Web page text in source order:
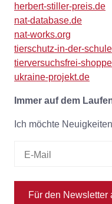
herbert-stiller-preis.de
nat-database.de
nat-works.org
tierschutz-in-der-
tierversuchsfrei-
ukraine-projekt.de
Immer auf dem
Ich möchte
Für den Newsletter